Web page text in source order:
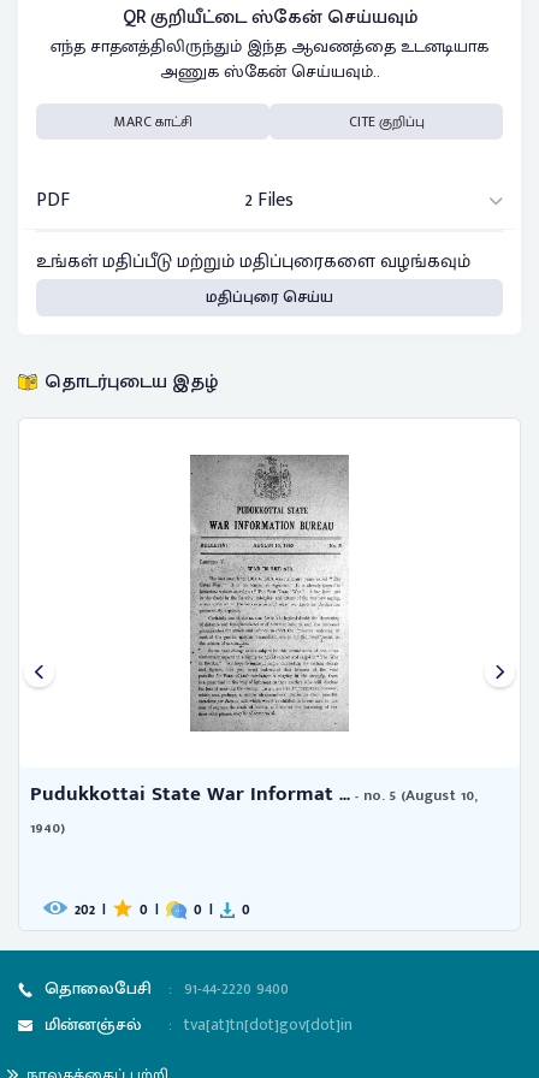
QR குறியீட்டை ஸ்கேன் செய்யவும்
எந்த சாதனத்திலிருந்தும் இந்த ஆவணத்தை உடனடியாக
அணுக ஸ்கேன் செய்யவும்..
MARC காட்சி CITE குறிப்பு
PDF
2 Files
உங்கள் மதிப்பீடு மற்றும் மதிப்புரைகளை வழங்கவும்
மதிப்புரை செய்ய
தொடர்புடைய இதழ்
Pudukkottai State War Informat ...- no. 5 (August 10,
1940)
202 | 0 | 0 | 0
தொலைபேசி : 91-44-2220 9400
மின்னஞ்சல்
: tva[at]tn[dot]gov[dot]in